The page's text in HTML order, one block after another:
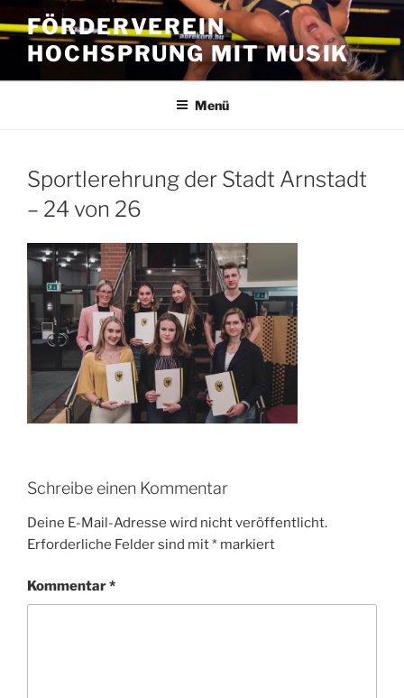
Inhalt
springen
FÖRDERVEREIN
HOCHSPRUNG MIT MUSIK
Menü
Sportlerehrung der Stadt Arnstadt
– 24 von 26
Schreibe einen Kommentar
Deine E-Mail-Adresse wird nicht veröffentlicht.
Erforderliche Felder sind mit* markiert
Kommentar*